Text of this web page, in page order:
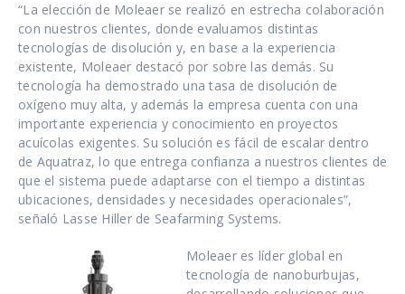
“La elección de Moleaer se realizó en estrecha colaboración
con nuestros clientes, donde evaluamos distintas
tecnologías de disolución y, en base a la experiencia
existente, Moleaer destacó por sobre las demás. Su
tecnología ha demostrado una tasa de disolución de
oxígeno muy alta, y además la empresa cuenta con una
importante experiencia y conocimiento en proyectos
acuícolas exigentes. Su solución es fácil de escalar dentro
de Aquatraz, lo que entrega confianza a nuestros clientes de
que el sistema puede adaptarse con el tiempo a distintas
ubicaciones, densidades y necesidades operacionales”,
señaló Lasse Hiller de Seafarming Systems.
Moleaer es líder global en
tecnología de nanoburbujas,